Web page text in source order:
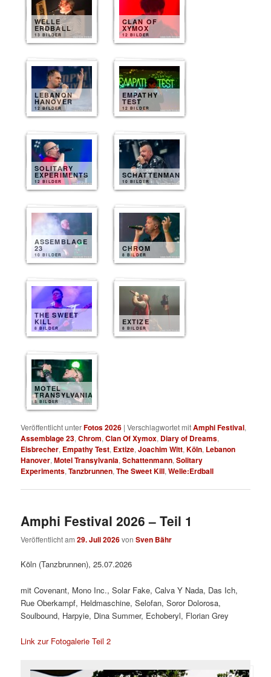
WELLE
ERDBALL
13 BILDER
CLAN OF
XYMOX
12 BILDER
LEBANON
HANOVER
12 BILDER
EMPATHY
TEST
12 BILDER
SOLITARY
EXPERIMENTS
12 BILDER
SCHATTENMANN
10 BILDER
ASSEMBLAGE
23
10 BILDER
CHROM
8 BILDER
THE SWEET
KILL
8 BILDER
EXTIZE
8 BILDER
MOTEL
TRANSYLVANIA
8 BILDER
Veröffentlicht unterFotos 2026 |Verschlagwortet mitAmphi Festival,
Assemblage 23,Chrom,Clan Of Xymox, Diary of Dreams,
Eisbrecher, Empathy Test, Extize,Joachim Witt,Köln, Lebanon
Hanover,Motel Transylvania,Schattenmann,Solitary
Experiments,Tanzbrunnen,The Sweet Kill,Welle:Erdball
Amphi Festival 2026 – Teil 1
Veröffentlicht am29. Juli 2026vonSven Bähr
Köln (Tanzbrunnen), 25.07.2026
mit Covenant, Mono Inc., Solar Fake, Calva Y Nada, Das Ich,
Rue Oberkampf, Heldmaschine, Selofan, Soror Dolorosa,
Soulbound, Harpyie, Dina Summer, Echoberyl, Florian Grey
Link zur Fotogalerie Teil 2